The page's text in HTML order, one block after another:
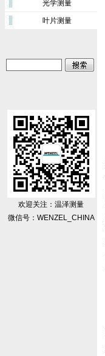
光学测量
叶片测量
欢迎关注：温泽测量
微信号：WENZEL_CHINA